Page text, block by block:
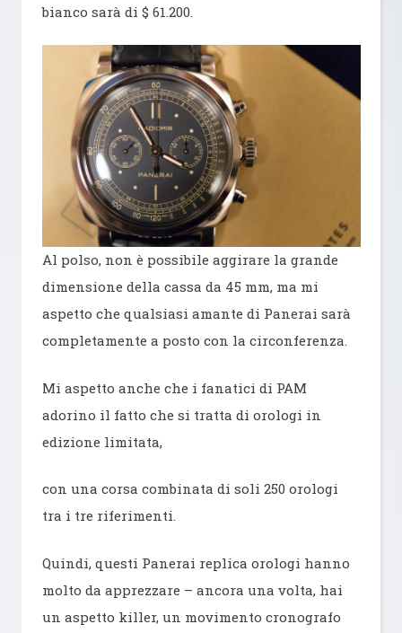
bianco sarà di $ 61.200.
Al polso, non è possibile aggirare la grande
dimensione della cassa da 45 mm, ma mi
aspetto che qualsiasi amante di Panerai sarà
completamente a posto con la circonferenza.
Mi aspetto anche che i fanatici di PAM
adorino il fatto che si tratta di orologi in
edizione limitata,
con una corsa combinata di soli 250 orologi
tra i tre riferimenti.
Quindi, questi Panerai replica orologi hanno
molto da apprezzare – ancora una volta, hai
un aspetto killer, un movimento cronografo